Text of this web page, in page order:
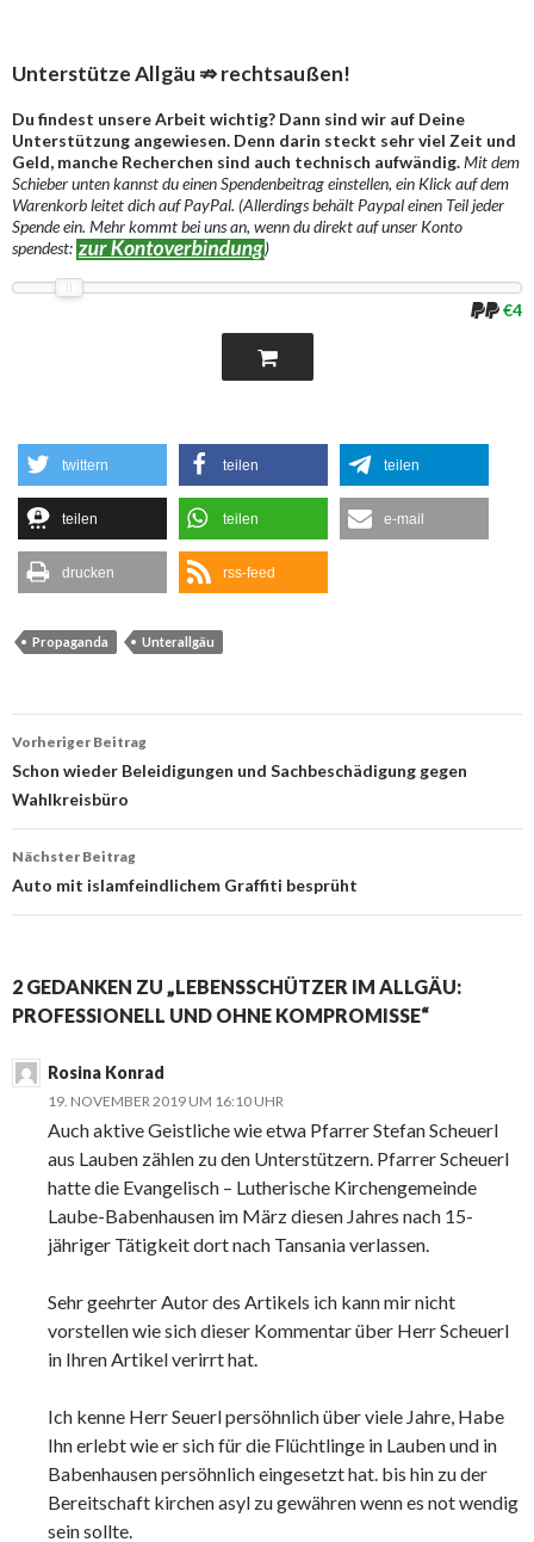
Unterstütze Allgäu ⇏ rechtsaußen!
Du findest unsere Arbeit wichtig? Dann sind wir auf Deine
Unterstützung angewiesen. Denn darin steckt sehr viel Zeit und
Geld, manche Recherchen sind auch technisch aufwändig.Mit dem
Schieber unten kannst du einen Spendenbeitrag einstellen, ein Klick auf dem
Warenkorb leitet dich auf PayPal. (Allerdings behält Paypal einen Teil jeder
Spende ein. Mehr kommt bei uns an, wenn du direkt auf unser Konto
spendest:
)
€4
twittern teilen teilen
teilen teilen e-mail
drucken rss-feed
Propaganda Unterallgäu
Beitrags-
Navigation
Vorheriger Beitrag
Schon wieder Beleidigungen und Sachbeschädigung gegen
Wahlkreisbüro
Nächster Beitrag
Auto mit islamfeindlichem Graffiti besprüht
2 GEDANKEN ZU „LEBENSSCHÜTZER IM ALLGÄU:
PROFESSIONELL UND OHNE KOMPROMISSE“
Rosina Konrad
19. NOVEMBER 2019 UM 16:10 UHR
Auch aktive Geistliche wie etwa Pfarrer Stefan Scheuerl
aus Lauben zählen zu den Unterstützern. Pfarrer Scheuerl
hatte die Evangelisch – Lutherische Kirchengemeinde
Laube-Babenhausen im März diesen Jahres nach 15-
jähriger Tätigkeit dort nach Tansania verlassen.
Sehr geehrter Autor des Artikels ich kann mir nicht
vorstellen wie sich dieser Kommentar über Herr Scheuerl
in Ihren Artikel verirrt hat.
Ich kenne Herr Seuerl persöhnlich über viele Jahre, Habe
Ihn erlebt wie er sich für die Flüchtlinge in Lauben und in
Babenhausen persöhnlich eingesetzt hat. bis hin zu der
Bereitschaft kirchen asyl zu gewähren wenn es not wendig
sein sollte.